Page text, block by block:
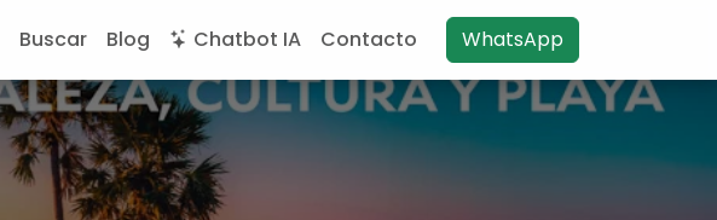
Buscar Blog Chatbot IA Contacto WhatsApp